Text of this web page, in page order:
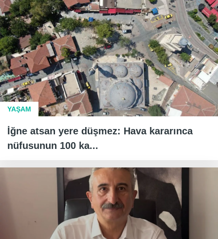
YAŞAM
İğne atsan yere düşmez: Hava kararınca
nüfusunun 100 ka...